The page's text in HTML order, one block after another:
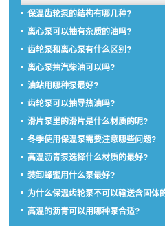
保温齿轮泵的结构有哪几种?
离心泵可以抽有杂质的油吗?
齿轮泵和离心泵有什么区别?
离心泵抽汽柴油可以吗?
油站用哪种泵最好?
齿轮泵可以抽导热油吗?
滑片泵里的滑片是什么材质的呢?
冬季使用保温泵需要注意哪些问题?
高温沥青泵选择什么材质的最好?
装卸蜂蜜用什么泵最好?
为什么保温齿轮泵不可以输送含固体
高温的沥青可以用哪种泵合适?